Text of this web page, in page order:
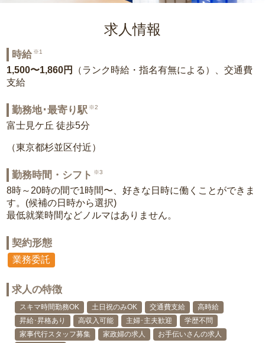
求人情報
時給 ※1
1,500〜1,860円
（ランク時給・指名有無による）、交通費
支給
勤務地･最寄り駅 ※2
富士見ケ丘 徒歩5分
（東京都杉並区付近）
勤務時間・シフト ※3
8時～20時の間で1時間〜、好きな日時に働くことができま
す。(候補の日時から選択)
最低就業時間などノルマはありません。
契約形態
業務委託
求人の特徴
スキマ時間勤務OK 土日祝のみOK 交通費支給
高時給
昇給･昇格あり
高収入可能 主婦･主夫歓迎
学歴不問
家事代行スタッフ募集
家政婦の求人
お手伝いさんの求人